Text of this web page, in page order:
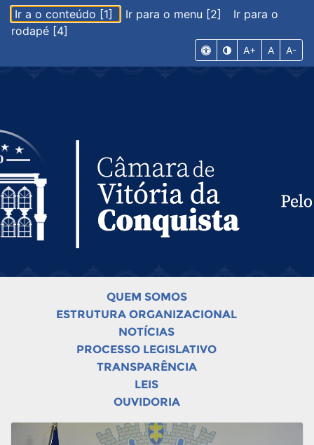
Ir a o conteúdo [1] Ir para o menu [2]
Ir para o
rodapé [4]
A+ A A-
QUEM SOMOS
ESTRUTURA ORGANIZACIONAL
NOTÍCIAS
PROCESSO LEGISLATIVO
TRANSPARÊNCIA
LEIS
OUVIDORIA